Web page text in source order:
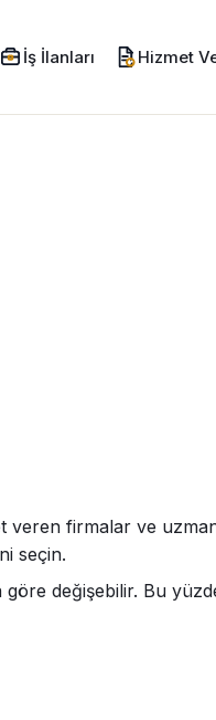
İş İlanları Hizmet
veren firmalar ve
seçin.
göre değişebilir. Bu